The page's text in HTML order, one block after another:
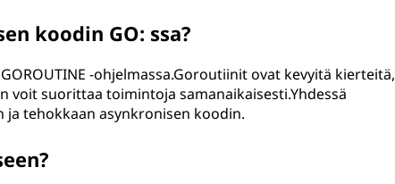
koodin GO: ssa?
-ohjelmassa.Goroutiinit ovat kevyitä kierteitä,
voit suorittaa toimintoja samanaikaisesti.Yhdessä
tehokkaan asynkronisen koodin.